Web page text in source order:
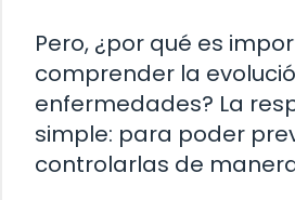
Pero, ¿por qué es
comprender la
enfermedades? La
simple: para poder
controlarlas de